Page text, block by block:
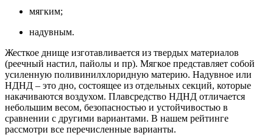
мягким;
надувным.
Жесткое днище изготавливается из твердых материалов
(реечный настил, пайолы и пр). Мягкое представляет собой
усиленную поливинилхлоридную материю. Надувное или
НДНД – это дно, состоящее из отдельных секций, которые
накачиваются воздухом. Плавсредство НДНД отличается
небольшим весом, безопасностью и устойчивостью в
сравнении с другими вариантами. В нашем рейтинге
рассмотри все перечисленные варианты.